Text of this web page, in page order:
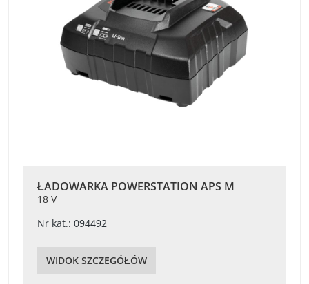
ŁADOWARKA POWERSTATION APS M
18 V
Nr kat.: 094492
WIDOK SZCZEGÓŁÓW